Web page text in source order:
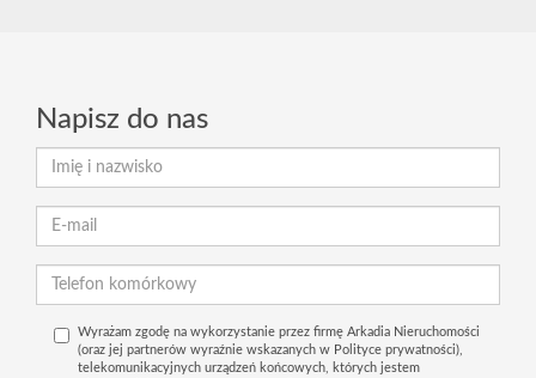
Napisz do nas
Wyrażam zgodę na wykorzystanie przez firmę Arkadia Nieruchomości
(oraz jej partnerów wyraźnie wskazanych w Polityce prywatności),
telekomunikacyjnych urządzeń końcowych, których jestem